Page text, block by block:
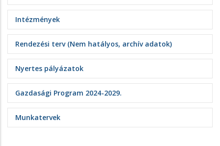
Intézmények
Rendezési terv (Nem hatályos, archív adatok)
Nyertes pályázatok
Gazdasági Program 2024-2029.
Munkatervek